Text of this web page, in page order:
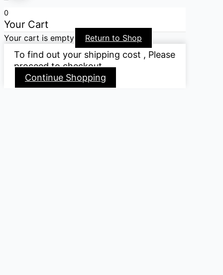
0
Your Cart
Your cart is empty Return to Shop
To find out your shipping cost , Please
proceed to checkout.
Continue Shopping